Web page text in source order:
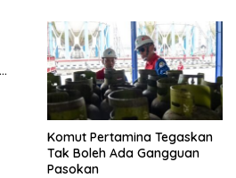
Komut Pertamina Tegaskan
Tak Boleh Ada Gangguan
Pasokan